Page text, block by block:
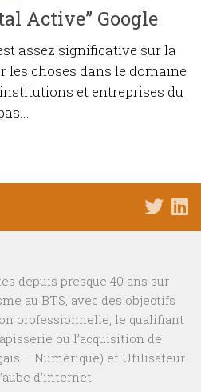
Active” Google
assez significative sur la
les choses dans le domaine
et entreprises du
depuis presque 40 ans sur
au BTS, avec des objectifs
professionnelle, le qualifiant
ou l’acquisition de
– Numérique) et Utilisateur
d’internet.